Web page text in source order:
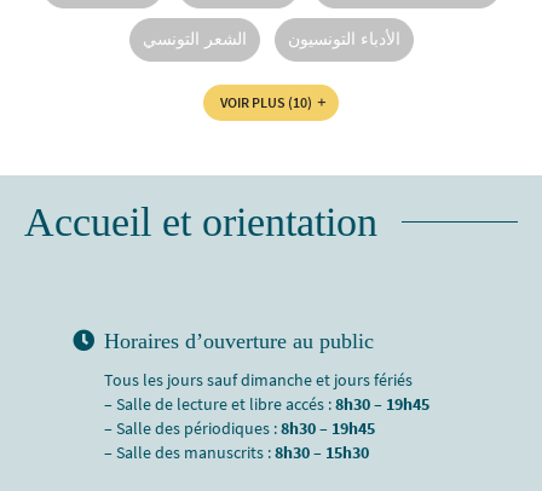
الشعر التونسي الأدباء التونسيون‏
VOIR PLUS (10)
Accueil et orientation
Horaires d’ouverture au public
Tous les jours sauf dimanche et jours fériés
– Salle de lecture et libre accés :8h30 – 19h45
– Salle des périodiques :8h30 – 19h45
– Salle des manuscrits :8h30 – 15h30